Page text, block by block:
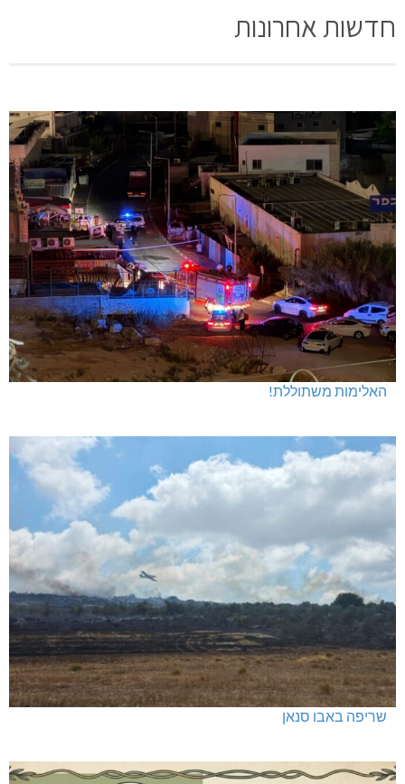
חדשות אחרונות
האלימות משתוללת!
שריפה באבו סנאן